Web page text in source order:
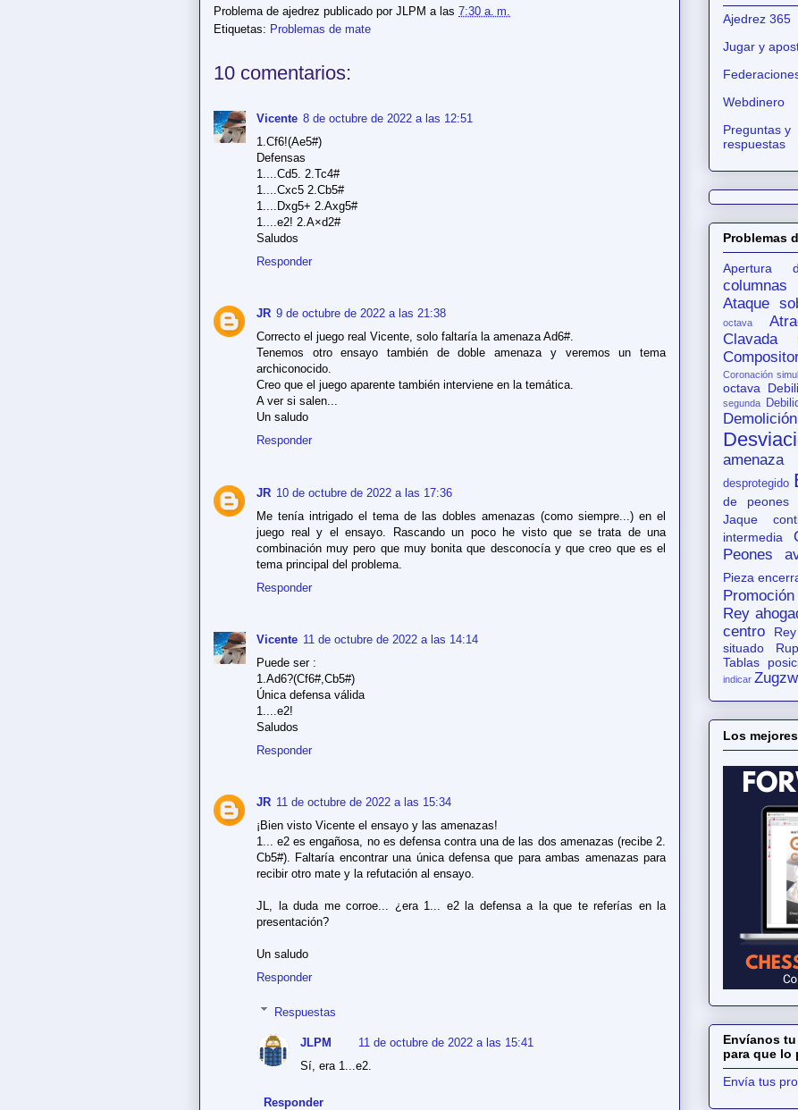
Problema de ajedrez publicado por JLPM a las 7:30 a. m.
Etiquetas: Problemas de mate
10 comentarios:
Vicente 8 de octubre de 2022 a las 12:51
1.Cf6!(Ae5#)
Defensas
1....Cd5. 2.Tc4#
1....Cxc5 2.Cb5#
1....Dxg5+ 2.Axg5#
1....e2! 2.A×d2#
Saludos
Responder
JR 9 de octubre de 2022 a las 21:38
Correcto el juego real Vicente, solo faltaría la amenaza Ad6#.
Tenemos otro ensayo también de doble amenaza y veremos un tema
archiconocido.
Creo que el juego aparente también interviene en la temática.
A ver si salen...
Un saludo
Responder
JR 10 de octubre de 2022 a las 17:36
Me tenía intrigado el tema de las dobles amenazas (como siempre...) en el
juego real y el ensayo. Rascando un poco he visto que se trata de una
combinación muy pero que muy bonita que desconocía y que creo que es el
tema principal del problema.
Responder
Vicente 11 de octubre de 2022 a las 14:14
Puede ser :
1.Ad6?(Cf6#,Cb5#)
Única defensa válida
1....e2!
Saludos
Responder
JR 11 de octubre de 2022 a las 15:34
¡Bien visto Vicente el ensayo y las amenazas!
1... e2 es engañosa, no es defensa contra una de las dos amenazas (recibe 2.
Cb5#). Faltaría encontrar una única defensa que para ambas amenazas para
recibir otro mate y la refutación al ensayo.
JL, la duda me corroe... ¿era 1... e2 la defensa a la que te referías en la
presentación?
Un saludo
Responder
Respuestas
JLPM
11 de octubre de 2022 a las 15:41
Sí, era 1...e2.
Responder
Ajedrez 365
Jugar y
Webdinero
Preguntas y
respuestas
Problemas
Apertura
columnas
Ataque
octava
Clavada
Coronación
octava
segunda
amenaza
desprotegido
de peones
Jaque
intermedia
Peones
Pieza
Rey
centro
situado
Tablas
indicar
Los
Envíanos
para que lo
Envía tus